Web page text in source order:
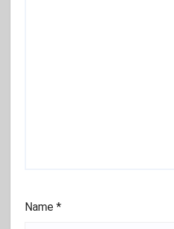
Name *